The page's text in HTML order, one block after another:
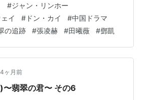
タバレＯＫな方のみどうぞ 怪我を
たちと療養テントにいるとそこへ
は無事に再会。 謝征はここでも正
必死。 早い段階で告白してたらいい
いましたけど、ここまで来てよく考
#ジャン・リンホー
イ # ドン・カイ #中国ドラマ
の追跡 #張凌赫 #田曦薇 #鄧凱
4ヶ月前
翡翠の君〜 その6